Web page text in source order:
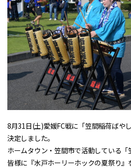
8月31日(土)愛媛FC戦に「笠間稲荷ばや
決定しました。
ホームタウン・笠間市で活動している
皆様に『水戸ホーリーホックの夏祭り』